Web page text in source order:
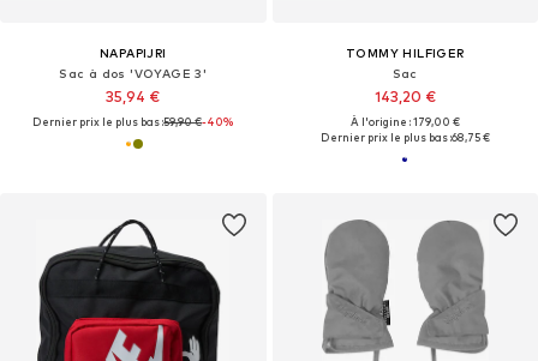
NAPAPIJRI
Sac à dos 'VOYAGE 3'
35,94 €
Dernier prix le plus bas :59,90 €-40%
TOMMY HILFIGER
Sac
143,20 €
À l'origine : 179,00 €
Dernier prix le plus bas :68,75 €